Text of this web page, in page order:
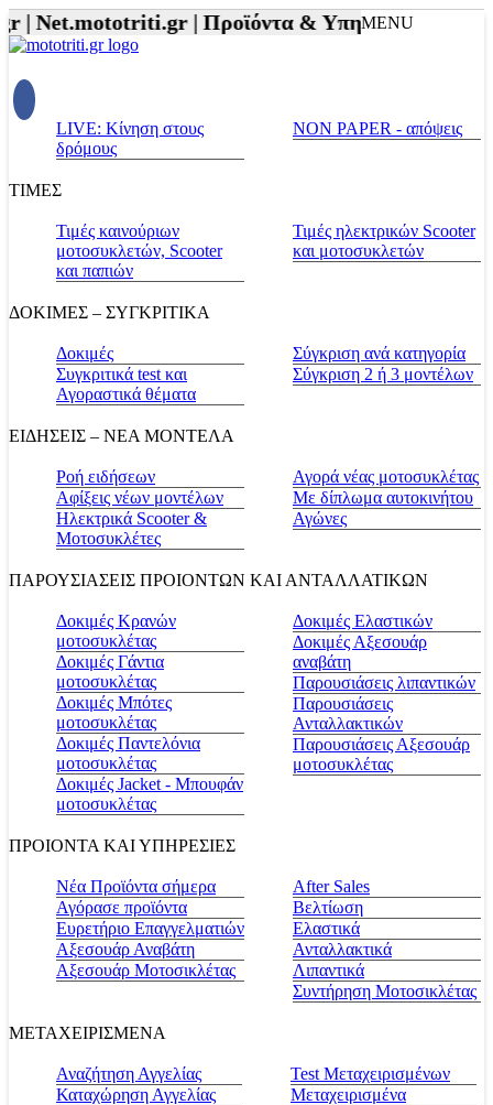
| Net.mototriti.gr | Προϊόντα & Υπηρεσίες |
MENU
LIVE: Κίνηση στους
δρόμους
NON PAPER - απόψεις
ΤΙΜΕΣ
Τιμές καινούριων
μοτοσυκλετών, Scooter
και παπιών
Τιμές ηλεκτρικών Scooter
και μοτοσυκλετών
ΔΟΚΙΜΕΣ – ΣΥΓΚΡΙΤΙΚΑ
Δοκιμές
Συγκριτικά test και
Αγοραστικά θέματα
Σύγκριση ανά κατηγορία
Σύγκριση 2 ή 3 μοντέλων
ΕΙΔΗΣΕΙΣ – ΝΕΑ ΜΟΝΤΕΛΑ
Ροή ειδήσεων
Αφίξεις νέων μοντέλων
Ηλεκτρικά Scooter &
Μοτοσυκλέτες
Αγορά νέας μοτοσυκλέτας
Με δίπλωμα αυτοκινήτου
Αγώνες
ΠΑΡΟΥΣΙΑΣΕΙΣ ΠΡΟΙΟΝΤΩΝ ΚΑΙ ΑΝΤΑΛΛΑΤΙΚΩΝ
Δοκιμές Κρανών
μοτοσυκλέτας
Δοκιμές Γάντια
μοτοσυκλέτας
Δοκιμές Μπότες
μοτοσυκλέτας
Δοκιμές Παντελόνια
μοτοσυκλέτας
Δοκιμές Jacket - Μπουφάν
μοτοσυκλέτας
Δοκιμές Ελαστικών
Δοκιμές Αξεσουάρ
αναβάτη
Παρουσιάσεις λιπαντικών
Παρουσιάσεις
Ανταλλακτικών
Παρουσιάσεις Αξεσουάρ
μοτοσυκλέτας
ΠΡΟΙΟΝΤΑ ΚΑΙ ΥΠΗΡΕΣΙΕΣ
Νέα Προϊόντα σήμερα
Αγόρασε προϊόντα
Ευρετήριο Επαγγελματιών
Αξεσουάρ Αναβάτη
Αξεσουάρ Μοτοσικλέτας
Αfter Sales
Βελτίωση
Ελαστικά
Ανταλλακτικά
Λιπαντικά
Συντήρηση Μοτοσικλέτας
ΜΕΤΑΧΕΙΡΙΣΜΕΝΑ
Αναζήτηση Αγγελίας
Καταχώρηση Αγγελίας
Test Μεταχειρισμένων
Μεταχειρισμένα